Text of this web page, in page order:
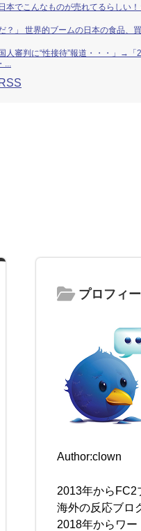
本でこんなものが売れてるらしい
？」 世界的ブームの日本の食品、
人審判に“性接待”報道・・・」→
...
プロフィ
Author:clown
2013年からFC2
海外の反応ブロ
2018年からワー